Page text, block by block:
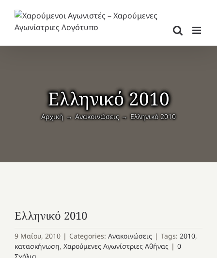
περιεχόμενο
Ελληνικό 2010
Αρχική Ανακοινώσεις Ελληνικό 2010
Ελληνικό 2010
9 Μαΐου, 2010 | Categories: Ανακοινώσεις | Tags: 2010,
κατασκήνωση, Χαρούμενες Αγωνίστριες Αθήνας | 0